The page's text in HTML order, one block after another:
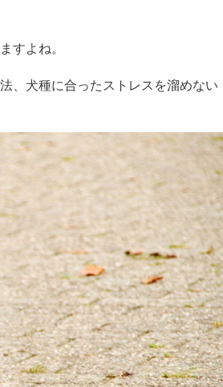
すよね。
、犬種に合ったストレスを溜めない